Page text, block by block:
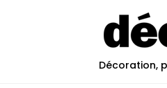
Décoration,